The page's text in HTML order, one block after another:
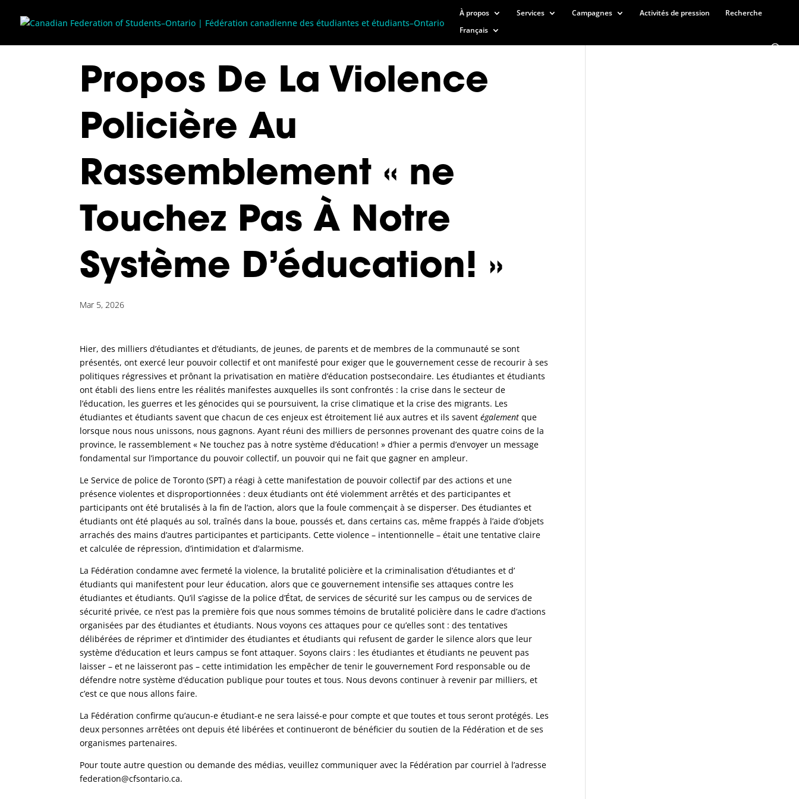
À propos Services Campagnes Activités de pression
Recherche
Français
Propos De La Violence
Policière Au
Rassemblement « ne
Touchez Pas À Notre
Système D’éducation! »
Mar 5, 2026
Hier, des milliers d’étudiantes et d’étudiants, de jeunes, de parents et de membres de la communauté se sont
présentés, ont exercé leur pouvoir collectif et ont manifesté pour exiger que le gouvernement cesse de recourir à ses
politiques régressives et prônant la privatisation en matière d’éducation postsecondaire. Les étudiantes et étudiants
ont établi des liens entre les réalités manifestes auxquelles ils sont confrontés : la crise dans le secteur de
l’éducation, les guerres et les génocides qui se poursuivent, la crise climatique et la crise des migrants. Les
étudiantes et étudiants savent que chacun de ces enjeux est étroitement lié aux autres et ils savent également que
lorsque nous nous unissons, nous gagnons. Ayant réuni des milliers de personnes provenant des quatre coins de la
province, le rassemblement « Ne touchez pas à notre système d’éducation! » d’hier a permis d’envoyer un message
fondamental sur l’importance du pouvoir collectif, un pouvoir qui ne fait que gagner en ampleur.
Le Service de police de Toronto (SPT) a réagi à cette manifestation de pouvoir collectif par des actions et une
présence violentes et disproportionnées : deux étudiants ont été violemment arrêtés et des participantes et
participants ont été brutalisés à la fin de l’action, alors que la foule commençait à se disperser. Des étudiantes et
étudiants ont été plaqués au sol, traînés dans la boue, poussés et, dans certains cas, même frappés à l’aide d’objets
arrachés des mains d’autres participantes et participants. Cette violence – intentionnelle – était une tentative claire
et calculée de répression, d’intimidation et d’alarmisme.
La Fédération condamne avec fermeté la violence, la brutalité policière et la criminalisation d’étudiantes et d’
étudiants qui manifestent pour leur éducation, alors que ce gouvernement intensifie ses attaques contre les
étudiantes et étudiants. Qu’il s’agisse de la police d’État, de services de sécurité sur les campus ou de services de
sécurité privée, ce n’est pas la première fois que nous sommes témoins de brutalité policière dans le cadre d’actions
organisées par des étudiantes et étudiants. Nous voyons ces attaques pour ce qu’elles sont : des tentatives
délibérées de réprimer et d’intimider des étudiantes et étudiants qui refusent de garder le silence alors que leur
système d’éducation et leurs campus se font attaquer. Soyons clairs : les étudiantes et étudiants ne peuvent pas
laisser – et ne laisseront pas – cette intimidation les empêcher de tenir le gouvernement Ford responsable ou de
défendre notre système d’éducation publique pour toutes et tous. Nous devons continuer à revenir par milliers, et
c’est ce que nous allons faire.
La Fédération confirme qu’aucun-e étudiant-e ne sera laissé-e pour compte et que toutes et tous seront protégés. Les
deux personnes arrêtées ont depuis été libérées et continueront de bénéficier du soutien de la Fédération et de ses
organismes partenaires.
Pour toute autre question ou demande des médias, veuillez communiquer avec la Fédération par courriel à l’adresse
federation@cfsontario.ca.